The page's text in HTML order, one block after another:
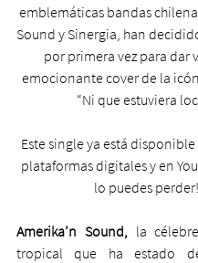
emblemáticas bandas
Sound y Sinergia, han
por primera vez para dar
emocionante cover de la
“Ni que estuviera
Este single ya está
plataformas digitales y en
lo puedes perder!
Amerika’n Sound, la
tropical que ha estado